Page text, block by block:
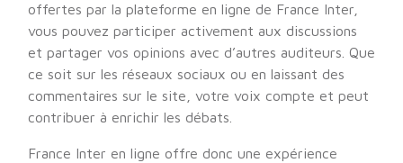
offertes par la plateforme en ligne de France Inter,
vous pouvez participer activement aux discussions
et partager vos opinions avec d’autres auditeurs. Que
ce soit sur les réseaux sociaux ou en laissant des
commentaires sur le site, votre voix compte et peut
contribuer à enrichir les débats.
France Inter en ligne offre donc une expérience